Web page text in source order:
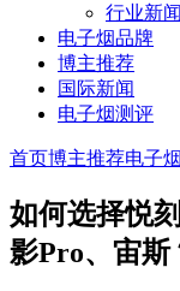
行业新闻
电子烟品牌
博主推荐
国际新闻
电子烟测评
首页博主推荐电子
如何选择悦
影Pro、宙斯